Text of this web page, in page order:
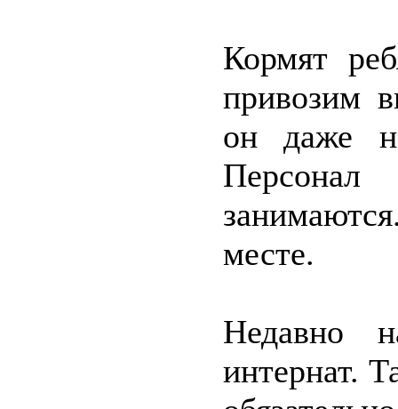
Кормят
привозим
он даже
Персонал
месте.
Недавно
интернат.